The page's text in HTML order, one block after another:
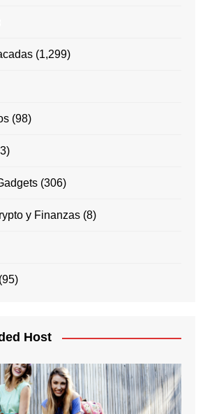
(1,299)
(98)
(306)
y Finanzas(8)
Host